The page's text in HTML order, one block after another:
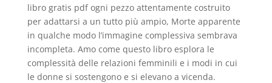
libro gratis pdf ogni pezzo attentamente costruito
per adattarsi a un tutto più ampio, Morte apparente
in qualche modo l’immagine complessiva sembrava
incompleta. Amo come questo libro esplora le
complessità delle relazioni femminili e i modi in cui
le donne si sostengono e si elevano a vicenda.